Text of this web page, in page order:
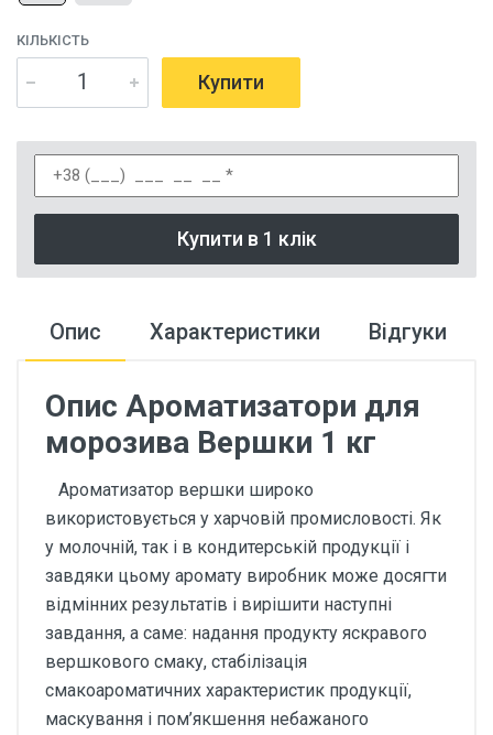
КІЛЬКІСТЬ
Купити
Купити в 1 клік
Опис Характеристики Відгуки
Опис Ароматизатори для
морозива Вершки 1 кг
Ароматизатор вершки широко
використовується у харчовій промисловості. Як
у молочній, так і в кондитерській продукції і
завдяки цьому аромату виробник може досягти
відмінних результатів і вирішити наступні
завдання, а саме: надання продукту яскравого
вершкового смаку, стабілізація
смакоароматичних характеристик продукції,
маскування і пом’якшення небажаного